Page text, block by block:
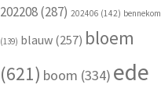
202208(287) 202406 (142) bennekom
(139) blauw(257) bloem
(621) boom (334) ede